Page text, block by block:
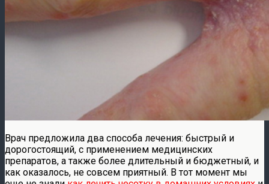
Врач предложила два способа лечения: быстрый и
дорогостоящий, с применением медицинских
препаратов, а также более длительный и бюджетный, и
как оказалось, не совсем приятный. В тот момент мы